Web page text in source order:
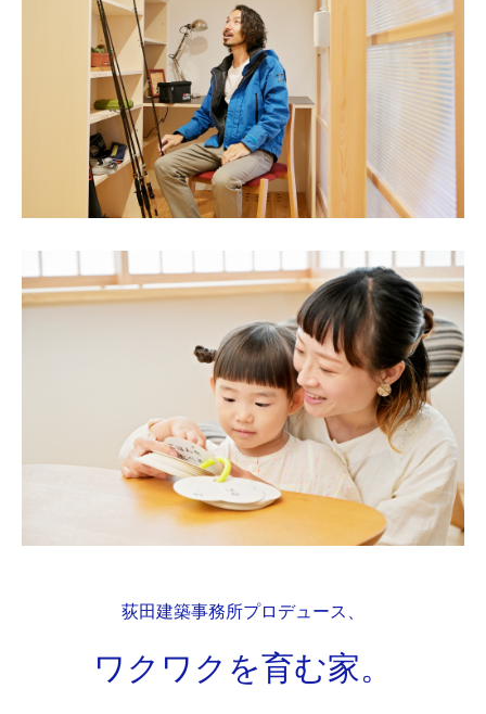
荻田建築事務所プロデュース、
ワクワクを育む家。